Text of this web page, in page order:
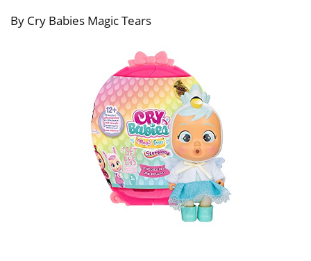
By Cry Babies Magic Tears